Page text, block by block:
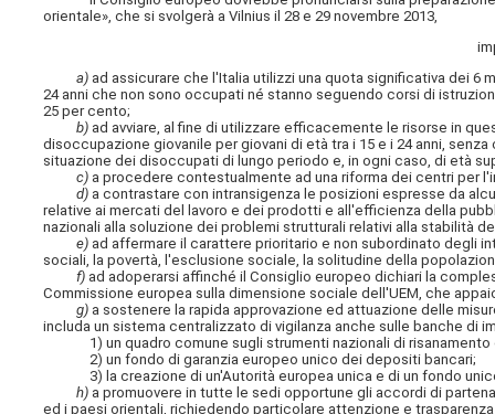
orientale», che si svolgerà a Vilnius il 28 e 29 novembre 2013,
a) ad assicurare che l'Italia utilizzi una quota significativa dei 6
24 anni che non sono occupati né stanno seguendo corsi di
25 per cento;
b) ad avviare, al fine di utilizzare efficacemente le risorse in
disoccupazione giovanile per giovani di età tra i 15 e i 24 anni,
situazione dei disoccupati di lungo periodo e, in ogni caso, di età
c) a procedere contestualmente ad una riforma dei centri per
d) a contrastare con intransigenza le posizioni espresse da
relative ai mercati del lavoro e dei prodotti e all'efficienza della
nazionali alla soluzione dei problemi strutturali relativi alla stabilità
e) ad affermare il carattere prioritario e non subordinato degli
sociali, la povertà, l'esclusione sociale, la solitudine della
f) ad adoperarsi affinché il Consiglio europeo dichiari la
Commissione europea sulla dimensione sociale dell'UEM, che
g) a sostenere la rapida approvazione ed attuazione delle
includa un sistema centralizzato di vigilanza anche sulle banche di
1) un quadro comune sugli strumenti nazionali di risanamento
2) un fondo di garanzia europeo unico dei depositi bancari;
3) la creazione di un'Autorità europea unica e di un fondo
h) a promuovere in tutte le sedi opportune gli accordi di
ed i paesi orientali, richiedendo particolare attenzione e